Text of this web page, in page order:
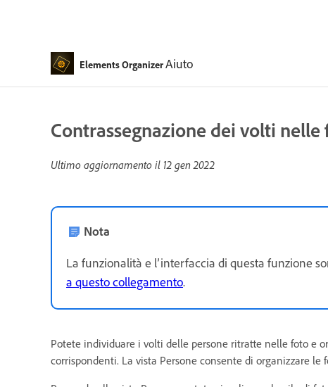
Elements OrganizerAiuto
Contrassegnazione dei volti
Ultimo aggiornamento il 12 gen 2022
Nota
La funzionalità e l’interfaccia di questa funzione
a questo collegamento.
Potete individuare i volti delle persone ritratte nelle foto e
corrispondenti. La vista Persone consente di organizzare